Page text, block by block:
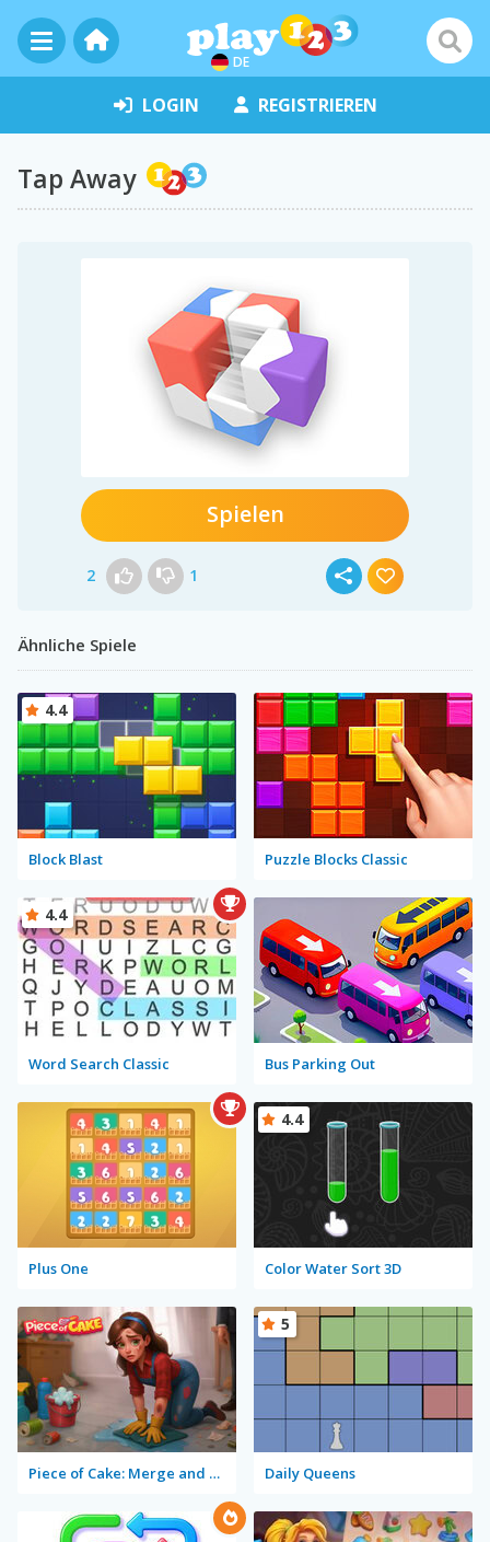
DE
LOGIN REGISTRIEREN
Tap Away
Spielen
2 1
Ähnliche Spiele
Block Blast
4.4
Puzzle Blocks Classic
Word Search Classic
4.4
Bus Parking Out
Plus One Color Water Sort 3D
4.4
Piece of Cake: Merge and Bake Daily Queens
5